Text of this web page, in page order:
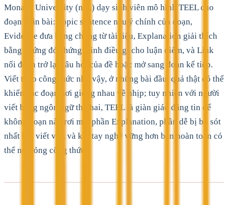
Monash University (n.d.) dạy sinh viên mô hình TEEL cho
đoạn thân bài: Topic sentence nêu ý chính của đoạn,
Evidence đưa bằng chứng từ tài liệu, Explanation giải thích
bằng chứng đó chứng minh điều gì cho luận điểm, và Link
nối đoạn trở lại câu hỏi của đề hoặc mở sang đoạn kế tiếp.
Viết theo công thức như vậy, ở những bài đầu, quả thật có thể
khiến các đoạn hơi giống nhau về nhịp; tuy nhiên với người
viết bằng ngôn ngữ thứ hai, TEEL là giàn giáo đáng tin để
không đoạn nào rơi mất phần Explanation, phần dễ bị bỏ sót
nhất khi viết vội, và khi tay nghề vững hơn bạn hoàn toàn có
thể nới lỏng công thức.